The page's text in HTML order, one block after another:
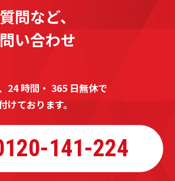
問など、
い合わせ
24 時間・ 365 日無休で
けております。
141-224